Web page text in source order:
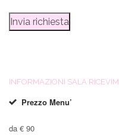
INFORMAZIONI SALA
Prezzo Menu’
da € 90